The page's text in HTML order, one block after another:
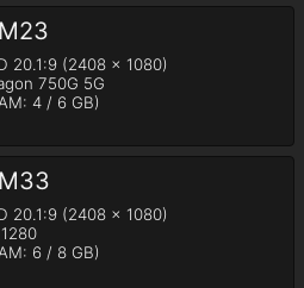
20.1:9 (2408 x 1080)
750G 5G
4 / 6 GB)
20.1:9 (2408 x 1080)
6 / 8 GB)